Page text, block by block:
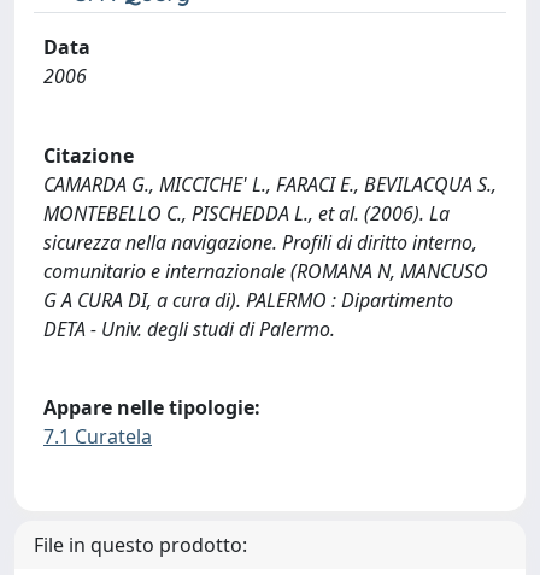
Data
2006
Citazione
CAMARDA G., MICCICHE' L., FARACI E., BEVILACQUA S.,
MONTEBELLO C., PISCHEDDA L., et al. (2006). La
sicurezza nella navigazione. Profili di diritto interno,
comunitario e internazionale (ROMANA N, MANCUSO
G A CURA DI, a cura di). PALERMO : Dipartimento
DETA - Univ. degli studi di Palermo.
Appare nelle tipologie:
7.1 Curatela
File in questo prodotto: